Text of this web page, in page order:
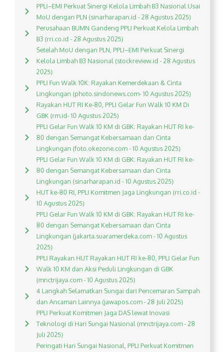
PPLI–EMI Perkuat Sinergi Kelola Limbah B3 Nasional Usai
MoU dengan PLN (sinarharapan.id - 28 Agustus 2025)
Perusahaan BUMN Gandeng PPLI Perkuat Kelola Limbah
B3 (rri.co.id - 28 Agustus 2025)
Setelah MoU dengan PLN, PPLI–EMI Perkuat Sinergi
Kelola Limbah B3 Nasional (stockreview.id - 28 Agustus
2025)
PPLI Fun Walk 10K: Rayakan Kemerdekaan & Cinta
Lingkungan (photo.sindonews.com- 10 Agustus 2025)
Rayakan HUT RI Ke-80, PPLI Gelar Fun Walk 10 KM Di
GBK (rm.id- 10 Agustus 2025)
PPLI Gelar Fun Walk 10 KM di GBK: Rayakan HUT RI ke-
80 dengan Semangat Kebersamaan dan Cinta
Lingkungan (foto.okezone.com - 10 Agustus 2025)
PPLI Gelar Fun Walk 10 KM di GBK: Rayakan HUT RI ke-
80 dengan Semangat Kebersamaan dan Cinta
Lingkungan (sinarharapan.id - 10 Agustus 2025)
HUT ke-80 RI, PPLI Komitmen Jaga Lingkungan (rri.co.id -
10 Agustus 2025)
PPLI Gelar Fun Walk 10 KM di GBK: Rayakan HUT RI ke-
80 dengan Semangat Kebersamaan dan Cinta
Lingkungan (jakarta.suaramerdeka.com - 10 Agustus
2025)
PPLI Rayakan HUT Rayakan HUT RI ke-80, PPLI Gelar Fun
Walk 10 KM dan Aksi Peduli Lingkungan di GBK
(mnctrijaya.com - 10 Agustus 2025)
4 Langkah Selamatkan Sungai dari Pencemaran Sampah
dan Ancaman Lainnya (jawapos.com - 28 Juli 2025)
PPLI Perkuat Komitmen Jaga DAS lewat Inovasi
Teknologi di Hari Sungai Nasional (mnctrijaya.com - 28
Juli 2025)
Peringati Hari Sungai Nasional, PPLI Perkuat Komitmen